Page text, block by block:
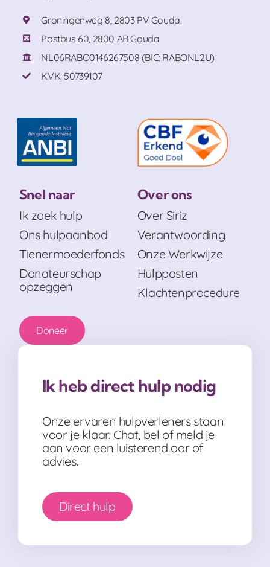
Groningenweg 8, 2803 PV Gouda.
Postbus 60, 2800 AB Gouda
NL06RABO0146267508 (BIC: RABONL2U)
KVK: 50739107
Snel naar
Ik zoek hulp
Ons hulpaanbod
Tienermoederfonds
Donateurschap
opzeggen
Doneer
Over ons
Over Siriz
Verantwoording
Onze Werkwijze
Hulpposten
Klachtenprocedure
Ik heb direct hulp nodig
Onze ervaren hulpverleners staan
voor je klaar. Chat, bel of meld je
aan voor een luisterend oor of
advies.
Direct hulp